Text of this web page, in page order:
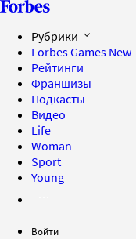
Рубрики
Forbes Games New
Рейтинги
Франшизы
Подкасты
Видео
Life
Woman
Sport
Young
Войти